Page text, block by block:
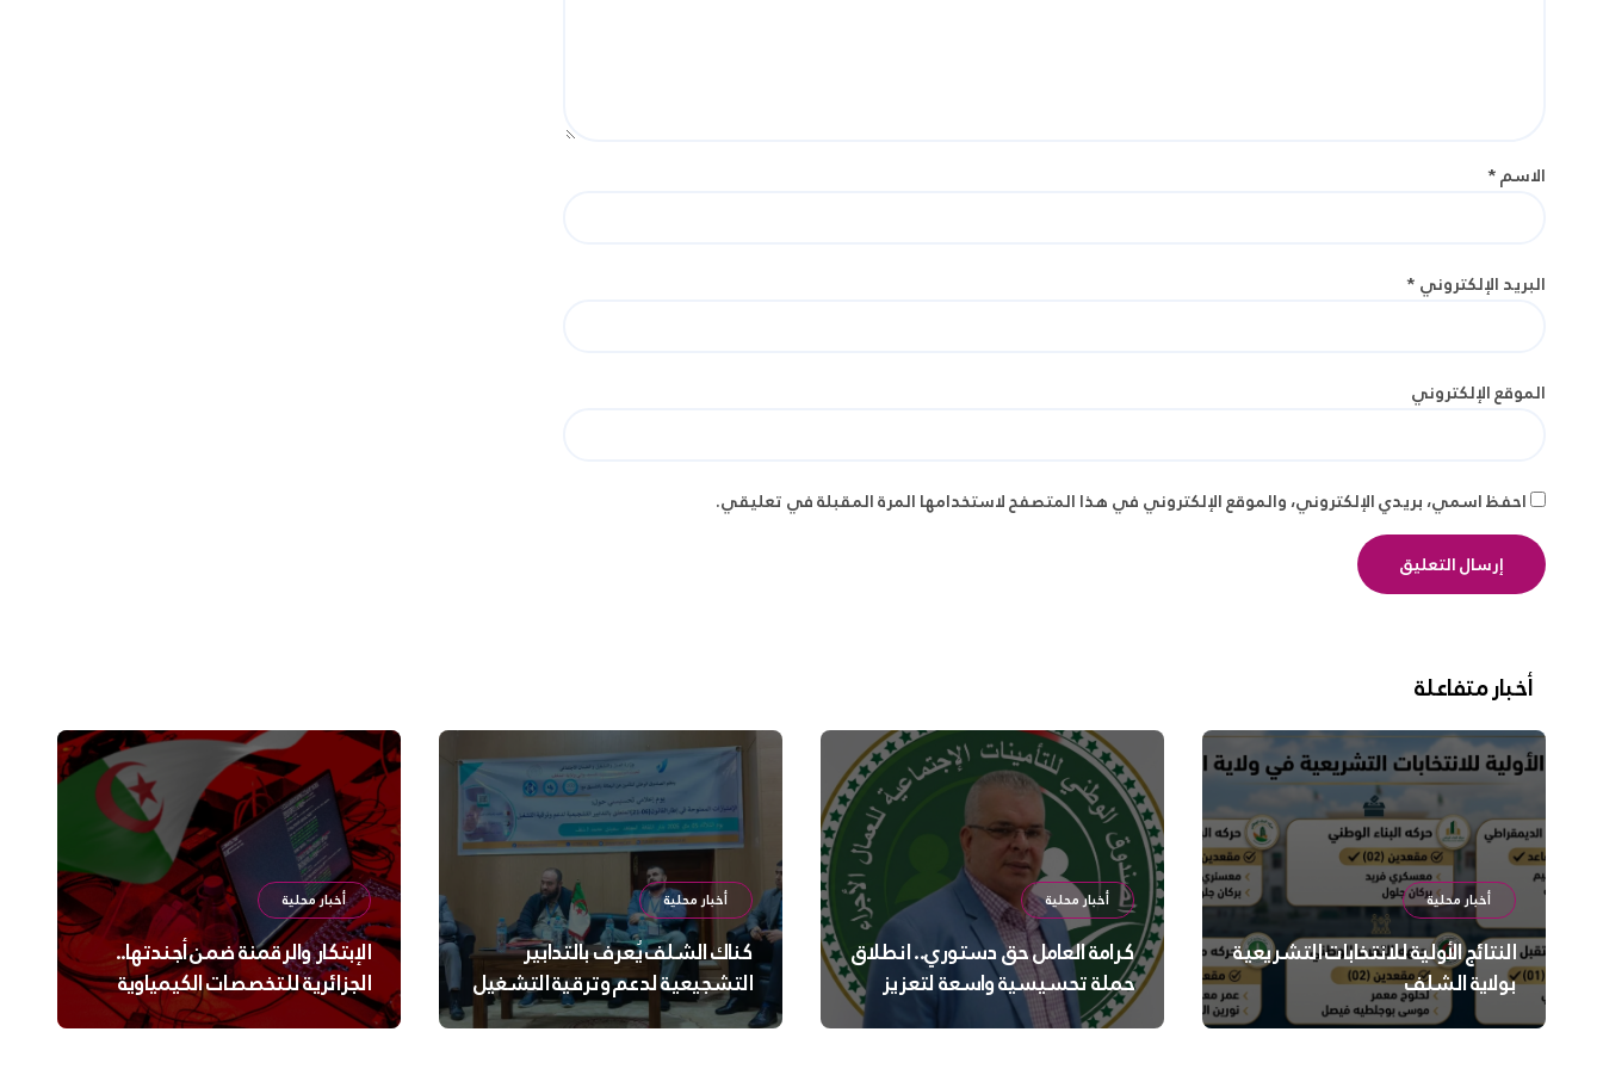
الاسم*
البريد الإلكتروني*
الموقع الإلكتروني
احفظ اسمي، بريدي الإلكتروني، والموقع الإلكتروني في هذا المتصفح لاستخدامها المرة المقبلة في تعليقي.
أخبار متفاعلة
أخبار محلية
النتائج الأولية للانتخابات التشريعية
بولاية الشلف
أخبار محلية
كرامة العامل حق دستوري.. انطلاق
حملة تحسيسية واسعة لتعزيز
السلامة الجسدية والنفسية
أخبار محلية
كناك الشلف يُعرف بالتدابير
التشجيعية لدعم وترقية التشغيل
أخبار محلية
الإبتكار والرقمنة ضمن أجندتها..
الجزائرية للتخصصات الكيمياوية
ترعى تحدي الإبتكار الجزائري